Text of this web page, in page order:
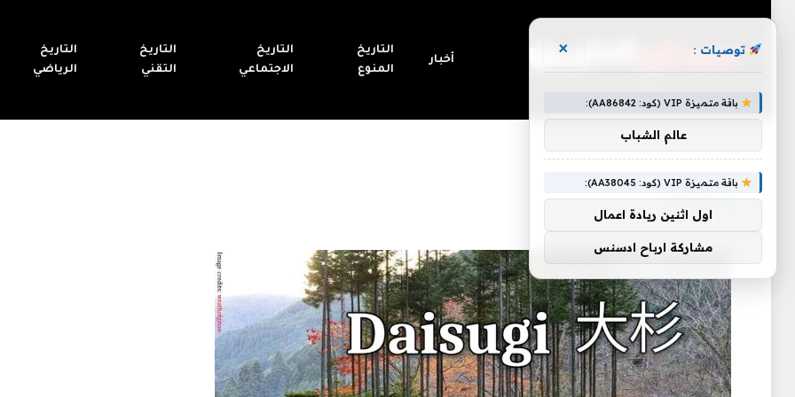
أخبار
التاريخ
المنوع
التاريخ
الاجتماعي
التاريخ
التقني
التاريخ
الرياضي
» لزراعة
لزراعة
توصيات : ×
باقة متميزة VIP (كود: AA86842):
عالم الشباب
باقة متميزة VIP (كود: AA38045):
اول اثنين ريادة اعمال
مشاركة ارباح ادسنس